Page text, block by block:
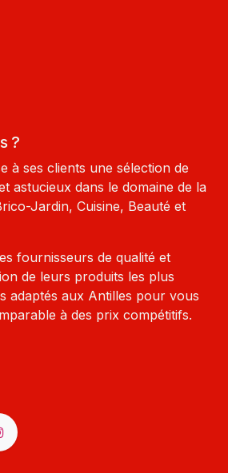
?
à ses clients une sélection de
astucieux dans le domaine de la
Jardin, Cuisine, Beauté et
fournisseurs de qualité et
de leurs produits les plus
adaptés aux Antilles pour vous
à des prix compétitifs.